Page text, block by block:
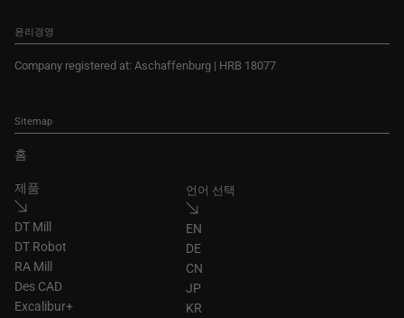
윤리경영
Company registered at: Aschaffenburg | HRB 18077
Sitemap
홈
제품
DT Mill
DT Robot
RA Mill
Des CAD
Excalibur+
언어 선택
EN
DE
CN
JP
KR